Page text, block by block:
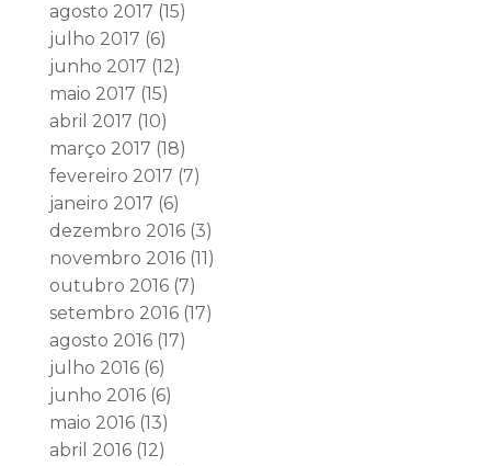
agosto 2017 (15)
julho 2017 (6)
junho 2017 (12)
maio 2017 (15)
abril 2017 (10)
março 2017 (18)
fevereiro 2017 (7)
janeiro 2017 (6)
dezembro 2016(3)
novembro 2016(11)
outubro 2016(7)
setembro 2016(17)
agosto 2016(17)
julho 2016(6)
junho 2016(6)
maio 2016(13)
abril 2016(12)